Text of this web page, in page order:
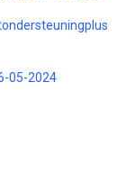
05-2024